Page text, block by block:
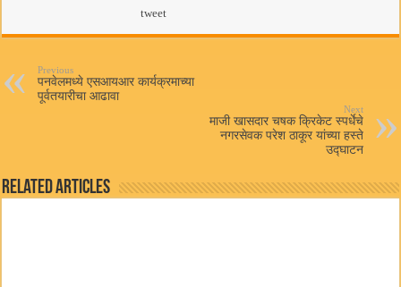
ts
pp
ail
tweet
Previous
पनवेलमध्ये एसआयआर कार्यक्रमाच्या
पूर्वतयारीचा आढावा
Next
माजी खासदार चषक क्रिकेट स्पर्धेचे
नगरसेवक परेश ठाकूर यांच्या हस्ते
उद्घाटन
Related Articles